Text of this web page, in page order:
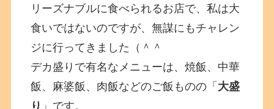
リーズナブルに食べられるお店で、私は大
食いではないのですが、無謀にもチャレン
ジに行ってきました（＾＾
デカ盛りで有名なメニューは、焼飯、中華
飯、麻婆飯、肉飯などのご飯ものの「 大盛
り 」です。